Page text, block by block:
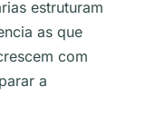
estruturam
as que
com
a